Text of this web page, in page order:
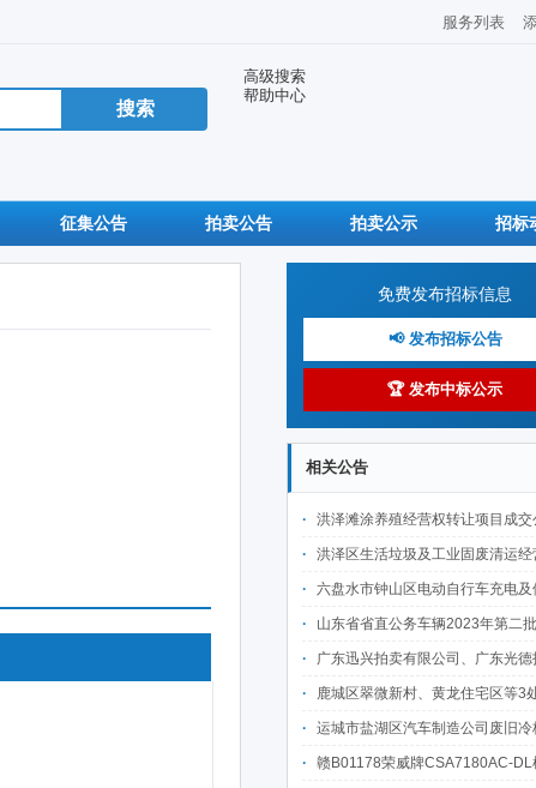
服务列表
高级搜索
帮助中心
征集公告 拍卖公告 拍卖公示 招标
免费发布招标信息
📢 发布招标公告
🏆 发布中标公示
相关公告
洪泽滩涂养殖经营权转让项目成交
洪泽区生活垃圾及工业固废清运经营权转让项目成
六盘水市钟山区电动自行车充电及便民服务设施建设项目市政公共资源有偿使用经营权出让
山东省省直公务车辆2023年第二批公开拍卖公告--日照拍卖中
广东迅兴拍卖有限公司、广东光德拍卖有限公司国有/罚没物资网络联
鹿城区翠微新村、黄龙住宅区等3处房产租赁权
运城市盐湖区汽车制造公司废旧冷板压块一批拍卖公告（预估
赣B01178荣威牌CSA7180AC-DL机动车第二次拍